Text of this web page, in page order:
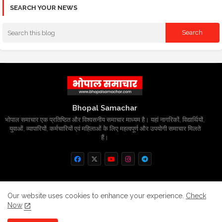
SEARCH YOUR NEWS
Bhopal Samachar
भोपाल समाचार एक प्रतिष्ठित और विश्वसनीय समाचार माध्यम है। यहां नागरिकों, विद्यार्थियों,
युवाओं, व्यापारियों, कर्मचारियों एवं महिलाओं के लिए महत्वपूर्ण और उपयोगी समाचार मिलते
हैं।
Home About Contact us
Privacy Policy
Our website uses cookies to enhance your experience. Check
Now